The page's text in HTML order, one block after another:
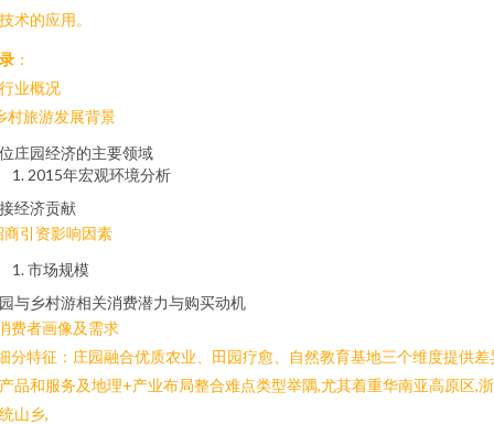
术的应用。
：
业概况
村旅游发展背景
庄园经济的主要领域
2015年宏观环境分析
经济贡献
商引资影响因素
市场规模
与乡村游相关消费潜力与购买动机
费者画像及需求
分特征：庄园融合优质农业、田园疗愈、自然教育基地三个维度提供差
品和服务及地理+产业布局整合难点类型举隅,尤其着重华南亚高原区,
山乡,